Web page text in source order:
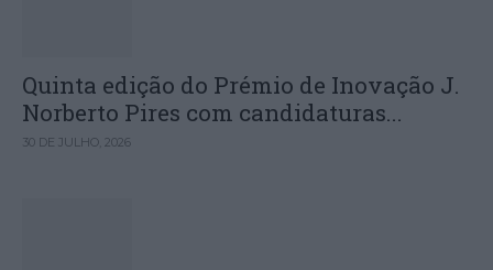
Quinta edição do Prémio de Inovação J.
Norberto Pires com candidaturas...
30 DE JULHO, 2026